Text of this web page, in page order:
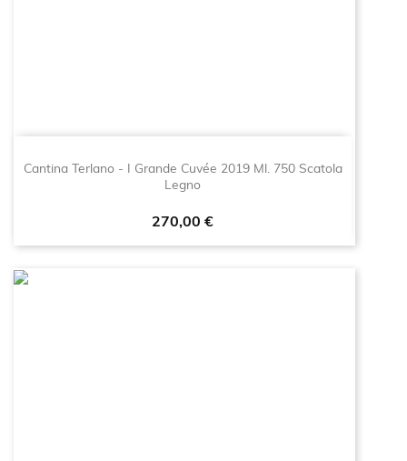
Cantina Terlano - I Grande Cuvée 2019 Ml. 750 Scatola
Legno
Prezzo
270,00 €